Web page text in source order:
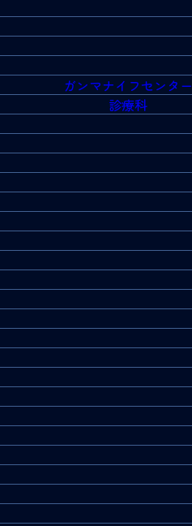
ガンマナイフセンター
診療科